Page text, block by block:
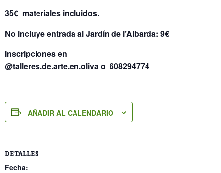
35€ materiales incluidos.
No incluye entrada al Jardín de l’Albarda: 9€
Inscripciones en
@talleres.de.arte.en.oliva o 608294774
AÑADIR AL CALENDARIO
DETALLES
Fecha: